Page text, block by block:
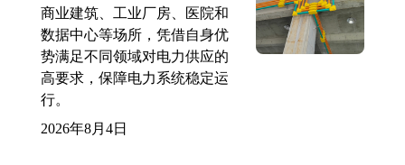
商业建筑、工业厂房、医院和
数据中心等场所，凭借自身优
势满足不同领域对电力供应的
高要求，保障电力系统稳定运
行。
2026年8月4日